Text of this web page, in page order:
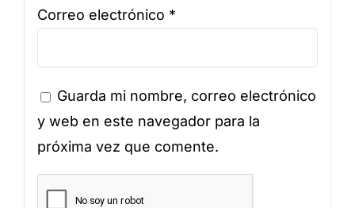
Correo electrónico *
Guarda mi nombre, correo electrónico
y web en este navegador para la
próxima vez que comente.